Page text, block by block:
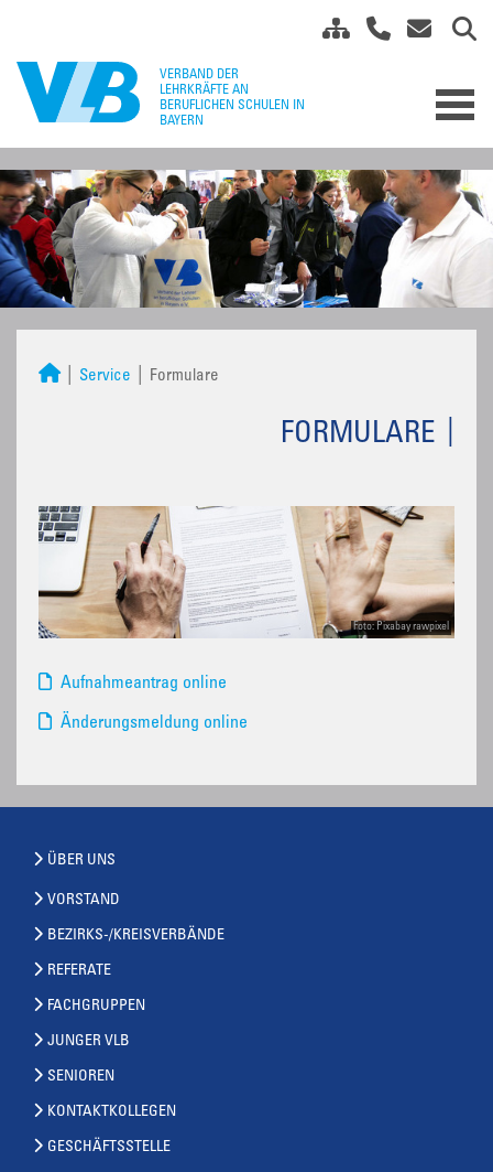
Service Formulare
FORMULARE
Foto: Pixabay rawpixel
Aufnahmeantrag online
Änderungsmeldung online
ÜBER UNS
VORSTAND
BEZIRKS-/KREISVERBÄNDE
REFERATE
FACHGRUPPEN
JUNGER VLB
SENIOREN
KONTAKTKOLLEGEN
GESCHÄFTSSTELLE